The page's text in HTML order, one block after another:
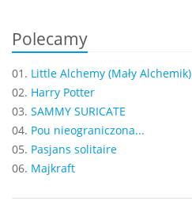
Polecamy
01. Little Alchemy (Mały Alchemik)
02. Harry Potter
03. SAMMY SURICATE
04. Pou nieograniczona...
05. Pasjans solitaire
06. Majkraft